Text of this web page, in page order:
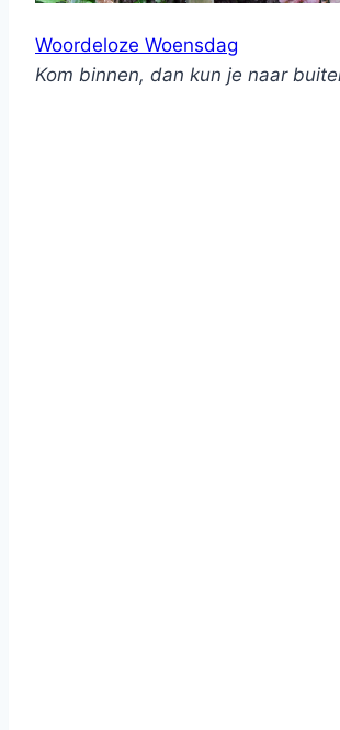
Woordeloze Woensdag
Kom binnen, dan kun je naar